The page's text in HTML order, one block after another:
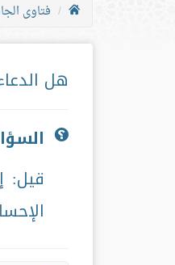
فتاوى
هل
قيل: